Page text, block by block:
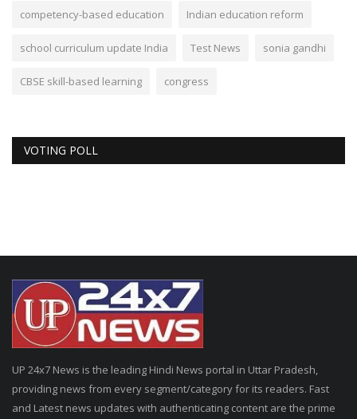
competency-based education Indian education reform
school curriculum update India Test News sonia gandhi
CBSE skill-based learning congress
VOTING POLL
UP 24x7 News is the leading Hindi News portal in Uttar Pradesh,
providing news from every segment/category for its readers. Fast
and Latest news updates with authenticating content are the prime